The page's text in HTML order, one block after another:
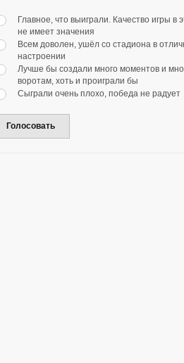
Главное, что выиграли. Качество игры в
не имеет значения
Всем доволен, ушёл со стадиона в
настроении
Лучше бы создали много моментов и
воротам, хоть и проиграли бы
Сыграли очень плохо, победа не радует
Голосовать